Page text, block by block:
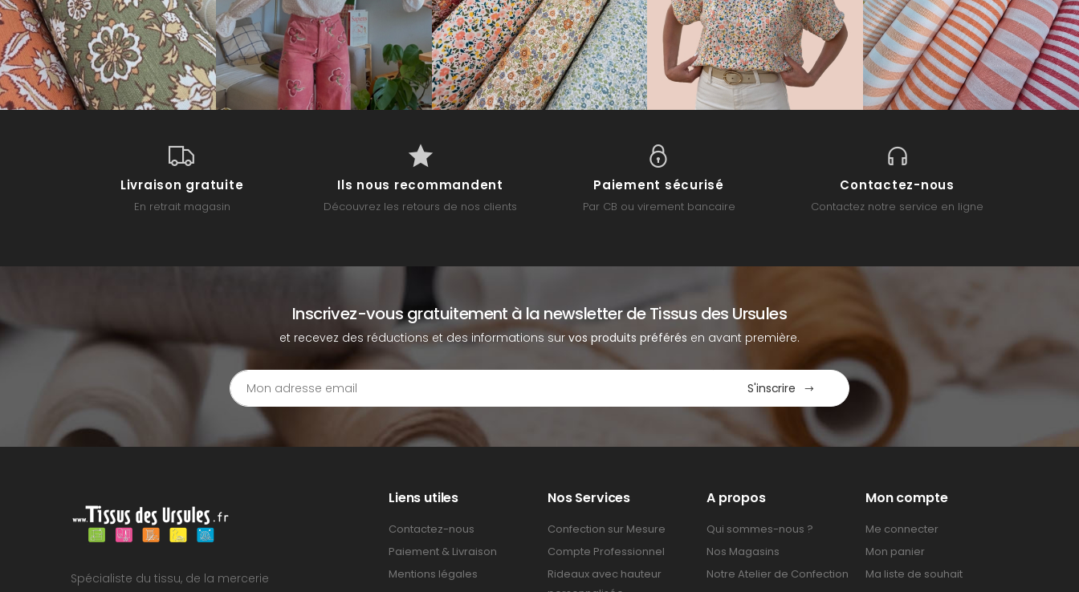
Livraison gratuite
En retrait magasin
Ils nous recommandent
Découvrez les retours de nos clients
Paiement sécurisé
Par CB ou virement bancaire
Contactez-nous
Contactez notre service en ligne
Inscrivez-vous gratuitement à la newsletter de Tissus des Ursules
et recevez des réductions et des informations survos produits préférés en avant première.
S'inscrire
Spécialiste du tissu, de la mercerie
Liens utiles
Contactez-nous
Paiement & Livraison
Mentions légales
Nos Services
Confection sur Mesure
Compte Professionnel
Rideaux avec hauteur
A propos
Qui sommes-nous ?
Nos Magasins
Notre Atelier de Confection
Mon compte
Me connecter
Mon panier
Ma liste de souhait